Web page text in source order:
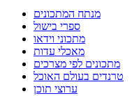
מנתח המתכונים
ספרי בישול
מתכוני וידאו
מאכלי עדות
מתכונים לפי מצרכים
טרנדים בעולם האוכל
ערוצי תוכן